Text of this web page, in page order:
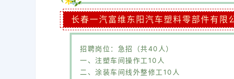
长春一汽富维东阳汽车塑料零部件有限
招聘岗位：急招（共40人）
一、注塑车间操作工10人
二、涂装车间线外整修工10人